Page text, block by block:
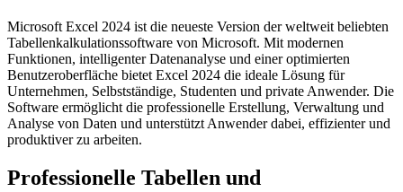
Microsoft Excel 2024 ist die neueste Version der weltweit beliebten
Tabellenkalkulationssoftware von Microsoft. Mit modernen
Funktionen, intelligenter Datenanalyse und einer optimierten
Benutzeroberfläche bietet Excel 2024 die ideale Lösung für
Unternehmen, Selbstständige, Studenten und private Anwender. Die
Software ermöglicht die professionelle Erstellung, Verwaltung und
Analyse von Daten und unterstützt Anwender dabei, effizienter und
produktiver zu arbeiten.
Professionelle Tabellen und